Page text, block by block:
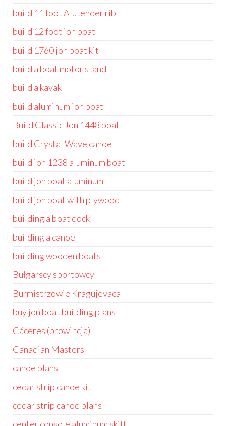
build 11 foot Alutender rib
build 12 foot jon boat
build 1760 jon boat kit
build a boat motor stand
build a kayak
build aluminum jon boat
Build Classic Jon 1448 boat
build Crystal Wave canoe
build jon 1238 aluminum boat
build jon boat aluminum
build jon boat with plywood
building a boat dock
building a canoe
building wooden boats
Bułgarscy sportowcy
Burmistrzowie Kragujevaca
buy jon boat building plans
Cáceres (prowincja)
Canadian Masters
canoe plans
cedar strip canoe kit
cedar strip canoe plans